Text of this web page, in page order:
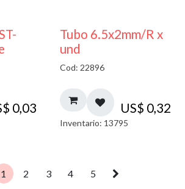
0,03
Tubo 6.5x2mm/R x
und
Cod: 22896
US$ 0,32
Inventario: 13795
1 2 3 4 5